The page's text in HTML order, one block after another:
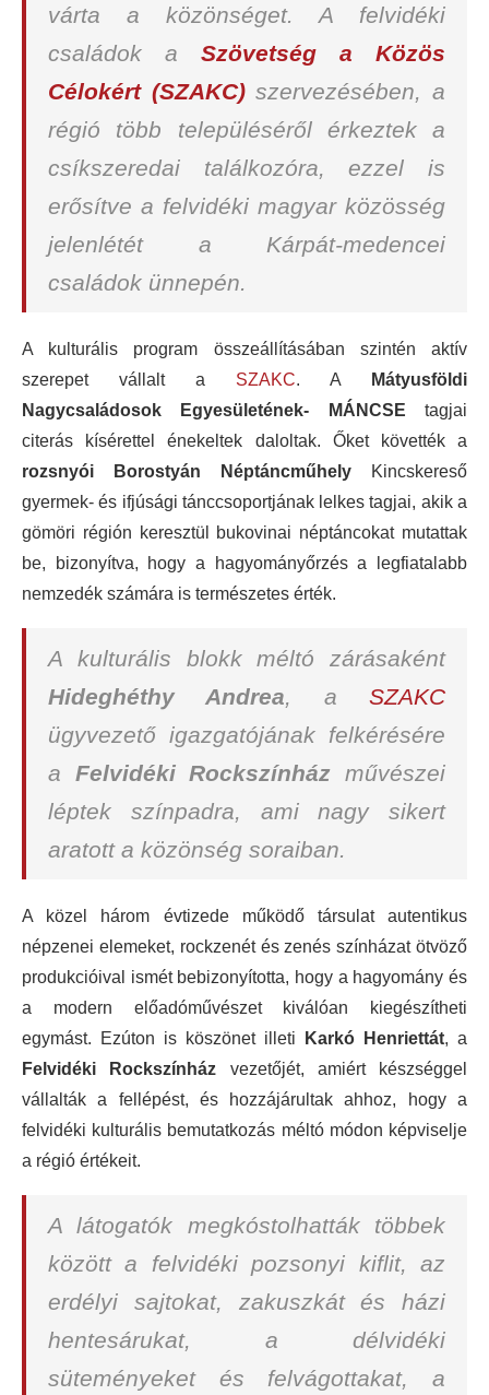
várta a közönséget. A felvidéki
családok a Szövetség a Közös
Célokért (SZAKC)szervezésében, a
régió több településéről érkeztek a
csíkszeredai találkozóra, ezzel is
erősítve a felvidéki magyar közösség
jelenlétét a Kárpát-medencei
családok ünnepén.
A kulturális program összeállításában szintén aktív
szerepet vállalt a SZAKC. A
Mátyusföldi
Nagycsaládosok Egyesületének- MÁNCSE tagjai
citerás kísérettel énekeltek daloltak. Őket követték a
rozsnyói
Borostyán Néptáncműhely Kincskereső
gyermek- és ifjúsági tánccsoportjának lelkes tagjai, akik a
gömöri régión keresztül bukovinai néptáncokat mutattak
be, bizonyítva, hogy a hagyományőrzés a legfiatalabb
nemzedék számára is természetes érték.
A kulturális blokk méltó zárásaként
Hideghéthy Andrea, aSZAKC
ügyvezető igazgatójának felkérésére
a Felvidéki Rockszínház művészei
léptek színpadra, ami nagy sikert
aratott a közönség soraiban.
A közel három évtizede működő társulat autentikus
népzenei elemeket, rockzenét és zenés színházat ötvöző
produkcióival ismét bebizonyította, hogy a hagyomány és
a modern előadóművészet kiválóan kiegészítheti
egymást. Ezúton is köszönet illeti
Karkó Henriettát, a
Felvidéki Rockszínház vezetőjét, amiért készséggel
vállalták a fellépést, és hozzájárultak ahhoz, hogy a
felvidéki kulturális bemutatkozás méltó módon képviselje
a régió értékeit.
A látogatók megkóstolhatták többek
között a felvidéki pozsonyi kiflit, az
erdélyi sajtokat, zakuszkát és házi
hentesárukat, a délvidéki
süteményeket és felvágottakat, a